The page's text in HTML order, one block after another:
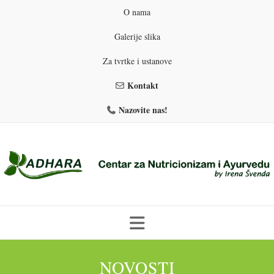
O nama
Galerije slika
Za tvrtke i ustanove
Kontakt
Nazovite nas!
PROGRAMI PREHRANE PRIRODNO MRŠAVLJENJE
NOVOSTI